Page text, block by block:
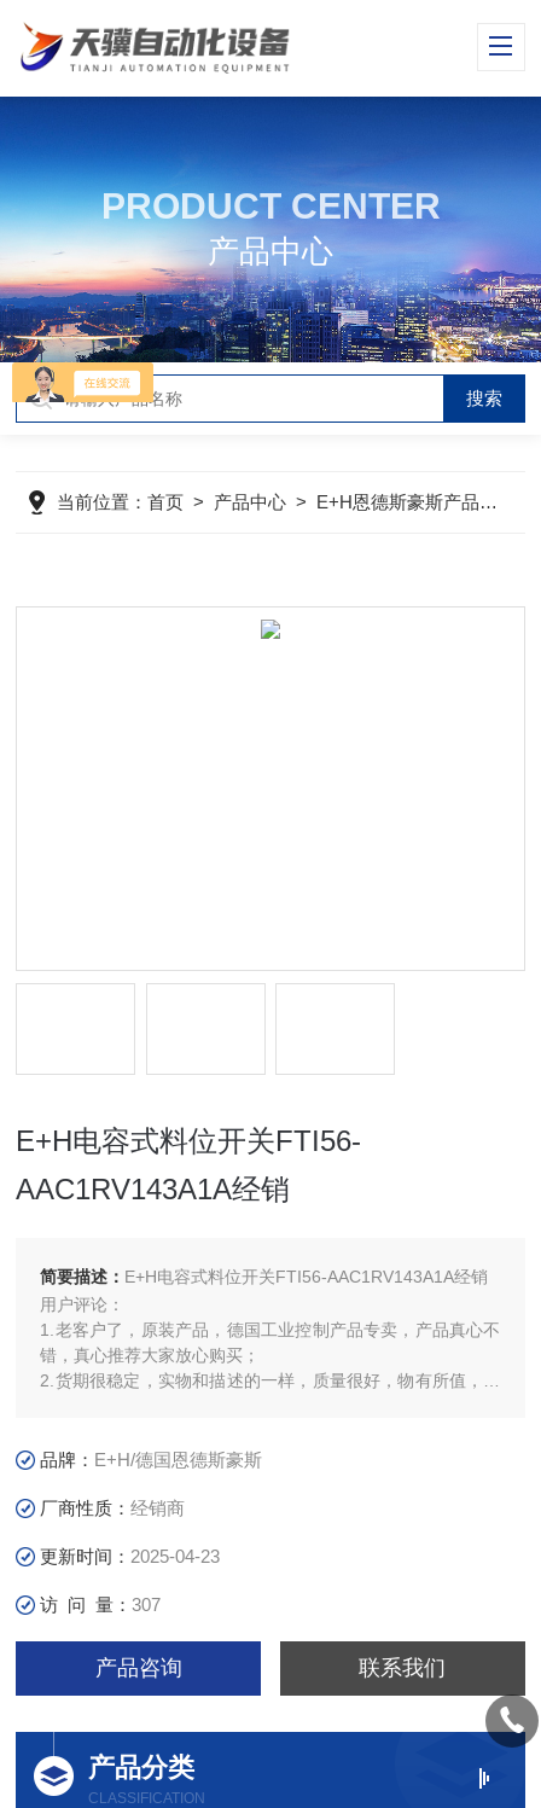
PRODUCT CENTER
产品中心
当前位置：首页 > 产品中心 > E+H恩德斯豪斯产品>
E+H电容式料位开关FTI56-
AAC1RV143A1A经销
简要描述： E+H电容式料位开关FTI56-AAC1RV143A1A经销
用户评论：
1.老客户了，原装产品，德国工业控制产品专卖，产品真心不
错，真心推荐大家放心购买；
2.货期很稳定，实物和描述的一样，质量很好，物有所值，性
品牌： E+H/德国恩德斯豪斯
厂商性质：经销商
更新时间： 2025-04-23
访 问 量：307
产品咨询 联系我们
产品分类
CLASSIFICATION